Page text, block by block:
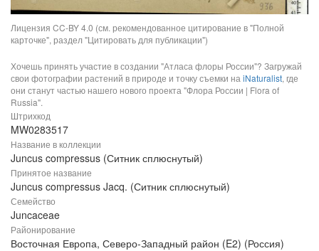
Лицензия CC-BY 4.0 (см. рекомендованное цитирование в "Полной
карточке", раздел "Цитировать для публикации")
Хочешь принять участие в создании "Атласа флоры России"? Загружай
свои фотографии растений в природе и точку съемки на iNaturalist, где
они станут частью нашего нового проекта "Флора России | Flora of
Russia".
Штрихкод
MW0283517
Название в коллекции
Juncus compressus (Ситник сплюснутый)
Принятое название
Juncus compressus Jacq. (Ситник сплюснутый)
Семейство
Juncaceae
Районирование
Восточная Европа, Северо-Западный район (E2) (Россия)